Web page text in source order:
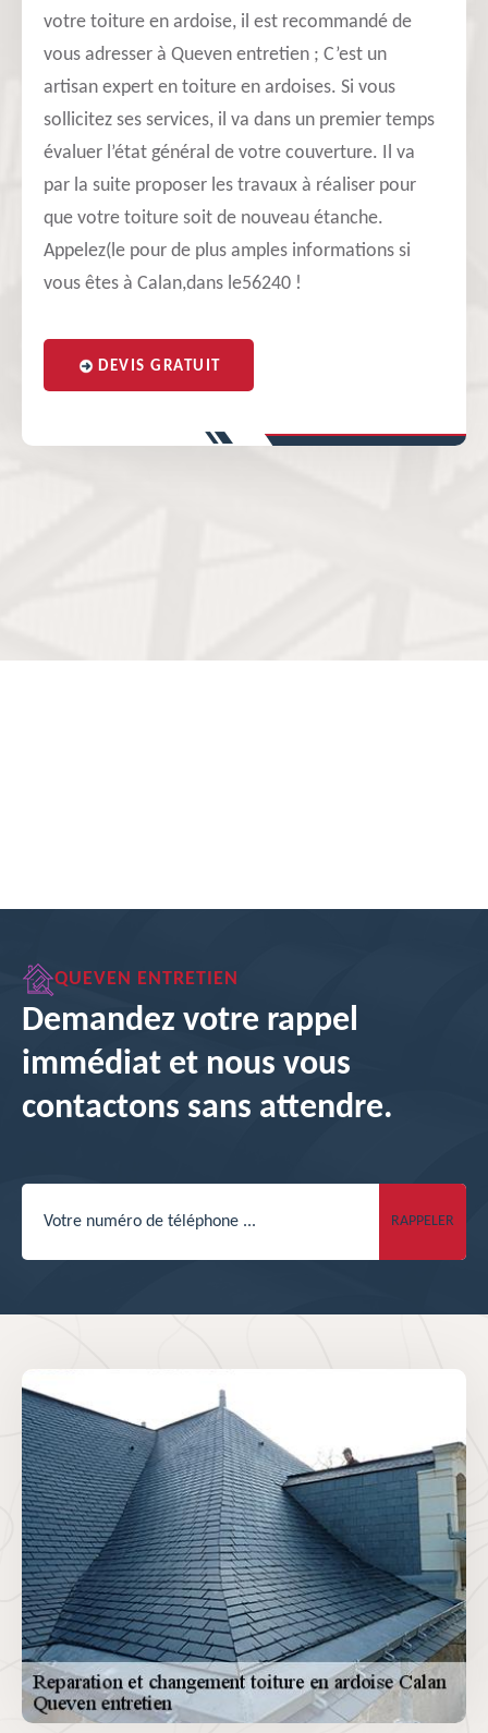
votre toiture en ardoise, il est recommandé de
vous adresser à Queven entretien ; C’est un
artisan expert en toiture en ardoises. Si vous
sollicitez ses services, il va dans un premier temps
évaluer l’état général de votre couverture. Il va
par la suite proposer les travaux à réaliser pour
que votre toiture soit de nouveau étanche.
Appelez(le pour de plus amples informations si
vous êtes à Calan,dans le56240 !
DEVIS GRATUIT
QUEVEN ENTRETIEN
Demandez votre rappel
immédiat et nous vous
contactons sans attendre.